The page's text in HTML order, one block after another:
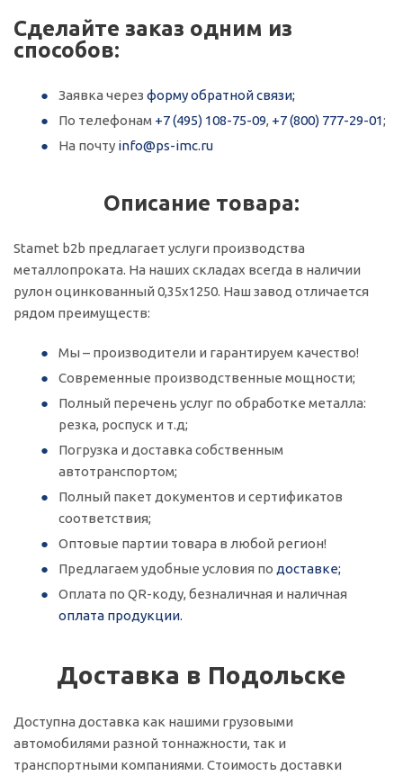
Сделайте заказ одним из
способов:
Заявка через форму обратной связи;
По телефонам +7 (495) 108-75-09, +7 (800) 777-29-01;
На почту info@ps-imc.ru
Описание товара:
Stamet b2b предлагает услуги производства
металлопроката. На наших складах всегда в наличии
рулон оцинкованный 0,35х1250. Наш завод отличается
рядом преимуществ:
Мы – производители и гарантируем качество!
Современные производственные мощности;
Полный перечень услуг по обработке металла:
резка, роспуск и т.д;
Погрузка и доставка собственным
автотранспортом;
Полный пакет документов и сертификатов
соответствия;
Оптовые партии товара в любой регион!
Предлагаем удобные условия по доставке;
Оплата по QR-коду, безналичная и наличная
оплата продукции.
Доставка в Подольске
Доступна доставка как нашими грузовыми
автомобилями разной тоннажности, так и
транспортными компаниями. Стоимость доставки